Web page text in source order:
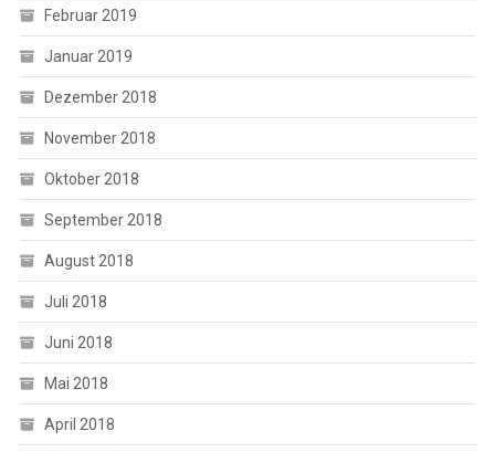
Februar 2019
Januar 2019
Dezember 2018
November 2018
Oktober 2018
September 2018
August 2018
Juli 2018
Juni 2018
Mai 2018
April 2018